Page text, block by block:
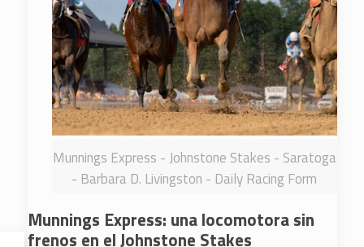
Munnings Express - Johnstone Stakes - Saratoga
- Barbara D. Livingston - Daily Racing Form
Munnings Express: una locomotora sin
frenos en el Johnstone Stakes